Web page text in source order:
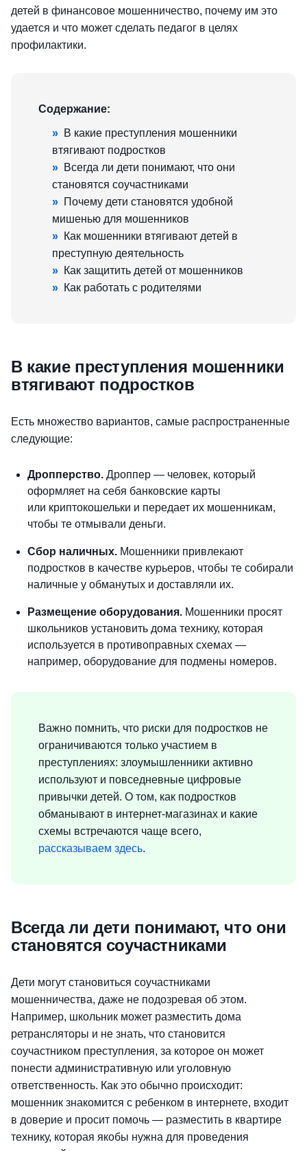
детей в финансовое мошенничество, почему им это
удается и что может сделать педагог в целях
профилактики.
Содержание:
» В какие преступления мошенники
втягивают подростков
» Всегда ли дети понимают, что они
становятся соучастниками
» Почему дети становятся удобной
мишенью для мошенников
» Как мошенники втягивают детей в
преступную деятельность
» Как защитить детей от мошенников
» Как работать с родителями
В какие преступления мошенники
втягивают подростков
Есть множество вариантов, самые распространенные
следующие:
Дропперство. Дроппер — человек, который
оформляет на себя банковские карты
или криптокошельки и передает их мошенникам,
чтобы те отмывали деньги.
Сбор наличных. Мошенники привлекают
подростков в качестве курьеров, чтобы те собирали
наличные у обманутых и доставляли их.
Размещение оборудования. Мошенники просят
школьников установить дома технику, которая
используется в противоправных схемах —
например, оборудование для подмены номеров.
Важно помнить, что риски для подростков не
ограничиваются только участием в
преступлениях: злоумышленники активно
используют и повседневные цифровые
привычки детей. О том, как подростков
обманывают в интернет-магазинах и какие
схемы встречаются чаще всего,
рассказываем здесь.
Всегда ли дети понимают, что они
становятся соучастниками
Дети могут становиться соучастниками
мошенничества, даже не подозревая об этом.
Например, школьник может разместить дома
ретрансляторы и не знать, что становится
соучастником преступления, за которое он может
понести административную или уголовную
ответственность. Как это обычно происходит:
мошенник знакомится с ребенком в интернете, входит
в доверие и просит помочь — разместить в квартире
технику, которая якобы нужна для проведения